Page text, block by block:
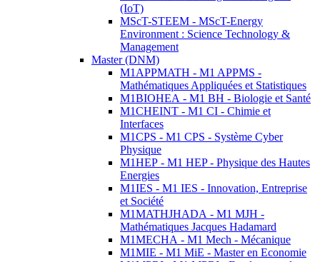
(IoT)
MScT-STEEM - MScT-Energy
Environment : Science Technology &
Management
Master (DNM)
M1APPMATH - M1 APPMS -
Mathématiques Appliquées et Statistiques
M1BIOHEA - M1 BH - Biologie et Santé
M1CHEINT - M1 CI - Chimie et
Interfaces
M1CPS - M1 CPS - Système Cyber
Physique
M1HEP - M1 HEP - Physique des Hautes
Energies
M1IES - M1 IES - Innovation, Entreprise
et Société
M1MATHJHADA - M1 MJH -
Mathématiques Jacques Hadamard
M1MECHA - M1 Mech - Mécanique
M1MIE - M1 MiE - Master en Economie